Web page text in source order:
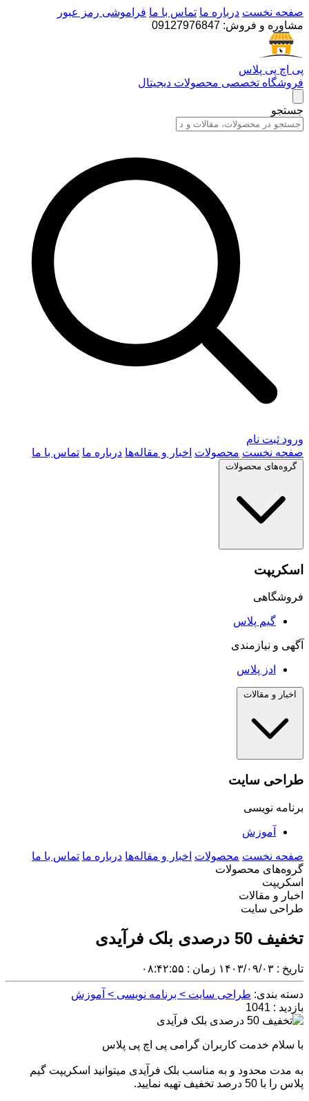
صفحه نخست درباره ما تماس با ما فراموشی رمز عبور
مشاوره و فروش: 09127976847
پی اچ پی پلاس
فروشگاه تخصصی محصولات دیجیتال
جستجو
ورود ثبت نام
صفحه نخست محصولات اخبار و مقاله‌ها درباره ما تماس با ما
گروه‌های محصولات
اسکریپت
فروشگاهی
گیم پلاس
آگهی و نیازمندی
ادز پلاس
اخبار و مقالات
طراحی سایت
برنامه نویسی
آموزش
صفحه نخست محصولات اخبار و مقاله‌ها درباره ما تماس با ما
گروه‌های محصولات
اسکریپت
اخبار و مقالات
طراحی سایت
تخفیف 50 درصدی بلک فرآیدی
تاریخ : ۱۴۰۳/۰۹/۰۳ زمان : ۰۸:۴۲:۵۵
دسته بندی: طراحی سایت > برنامه نویسی > آموزش
بازدید : 1041
با سلام خدمت کاربران گرامی پی اچ پی پلاس
به مدت محدود و به مناسب بلک فرآیدی میتوانید اسکریپت گیم
پلاس را با 50 درصد تخفیف تهیه نمایید.